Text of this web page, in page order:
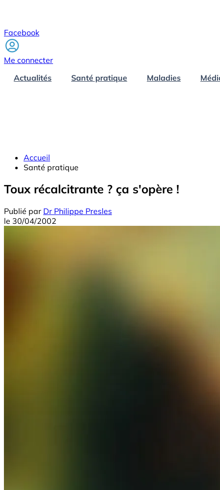
Facebook
Me connecter
Actualités
Santé pratique Maladies
Accueil
Santé pratique
Toux récalcitrante ? ça s'opère !
Publié par Dr Philippe Presles
le 30/04/2002